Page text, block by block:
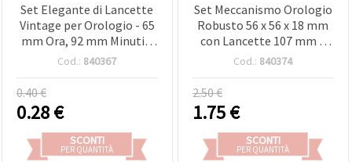
Set Elegante di Lancette
Vintage per Orologio - 65
mm Ora, 92 mm Minuti e
120 mm Secondi in Nero e
Cod.: 840367
0.40 €
0.28€
SCONTI
PER QUANTITÀ
Set Meccanismo Orologio
Robusto 56 x 56 x 18 mm
con Lancette 107 mm e
137 mm, a Batteria AA 1,5
Cod.: 840374
2.50 €
1.75€
SCONTI
PER QUANTITÀ